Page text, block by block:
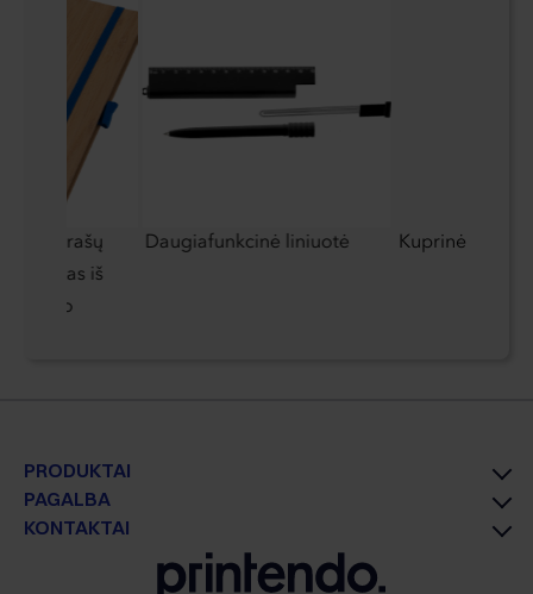
užrašų
iš
Daugiafunkcinė liniuotė Kuprinė
PRODUKTAI
PAGALBA
KONTAKTAI